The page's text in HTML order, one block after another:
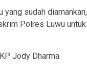
yang sudah diamankan,
Polres Luwu untuk
Jody Dharma